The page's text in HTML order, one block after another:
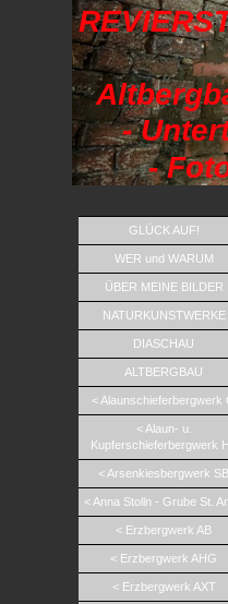
-
-
GLÜCK AUF!
WER und WARUM
ÜBER MEINE BILDER
NATURKUNSTWERKE
DIASCHAU
ALTBERGBAU
< Alaunschieferbergwerk
< Alaun- u.
Kupferschieferbergwerk
< Arsenkiesbergwerk SB
< Anna Stolln - Grube St.
< Erzbergwerk AB
< Erzbergwerk AHG
< Erzbergwerk AXT